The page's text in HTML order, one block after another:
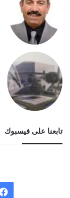
تابعنا على فيسبوك